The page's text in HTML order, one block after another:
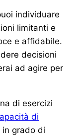
individuare
limitanti e
e affidabile.
decisioni
ad agire per
di esercizi
di
in grado di